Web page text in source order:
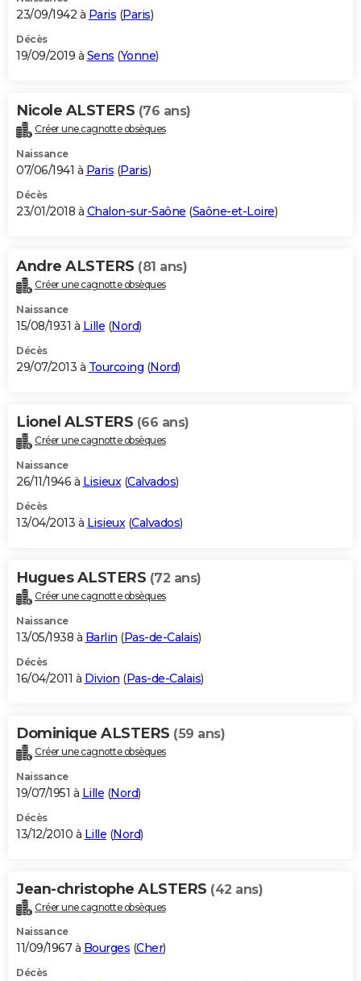
23/09/1942 à Paris (Paris)
Décès
19/09/2019 à Sens (Yonne)
Nicole ALSTERS (76 ans)
Créer une cagnotte obsèques
Naissance
07/06/1941 à Paris (Paris)
Décès
23/01/2018 à Chalon-sur-Saône (Saône-et-Loire)
Andre ALSTERS (81 ans)
Créer une cagnotte obsèques
Naissance
15/08/1931 à Lille (Nord)
Décès
29/07/2013 à Tourcoing (Nord)
Lionel ALSTERS (66 ans)
Créer une cagnotte obsèques
Naissance
26/11/1946 à Lisieux(Calvados)
Décès
13/04/2013 à Lisieux(Calvados)
Hugues ALSTERS (72 ans)
Créer une cagnotte obsèques
Naissance
13/05/1938 à Barlin (Pas-de-Calais)
Décès
16/04/2011 à Divion (Pas-de-Calais)
Dominique ALSTERS (59 ans)
Créer une cagnotte obsèques
Naissance
19/07/1951 à Lille (Nord)
Décès
13/12/2010 à Lille (Nord)
Jean-christophe ALSTERS (42 ans)
Créer une cagnotte obsèques
Naissance
11/09/1967 à Bourges (Cher)
Décès